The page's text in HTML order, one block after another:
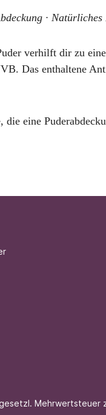
·
verhilft dir zu
Das enthaltene
eine
Mehrwertsteuer